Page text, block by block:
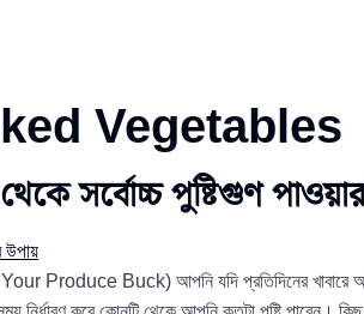
Vegetables
সর্বোচ্চ পুষ্টিগুণ
Produce Buck) আপনি যদি প্রতিদিনের খাবারে